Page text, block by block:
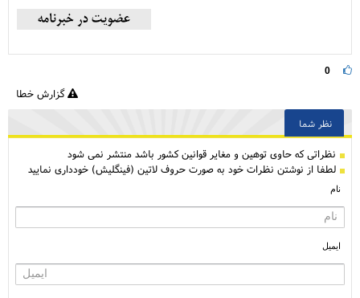
0
گزارش خطا
نظر شما
نظراتی كه حاوی توهین و مغایر قوانین کشور باشد منتشر نمی شود
لطفا از نوشتن نظرات خود به صورت حروف لاتین (فینگلیش) خودداری نمایید
نام
ایمیل